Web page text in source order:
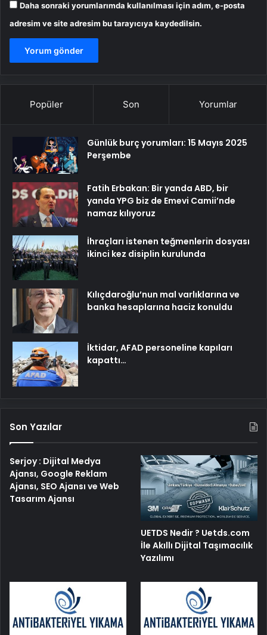
Daha sonraki yorumlarımda kullanılması için adım, e-posta
adresim ve site adresim bu tarayıcıya kaydedilsin.
Popüler Son Yorumlar
Günlük burç yorumları: 15 Mayıs 2025
Perşembe
Fatih Erbakan: Bir yanda ABD, bir
yanda YPG biz de Emevi Camii’nde
namaz kılıyoruz
İhraçları istenen teğmenlerin dosyası
ikinci kez disiplin kurulunda
Kılıçdaroğlu’nun mal varlıklarına ve
banka hesaplarına haciz konuldu
İktidar, AFAD personeline kapıları
kapattı…
Son Yazılar
Serjoy : Dijital Medya
Ajansı, Google Reklam
Ajansı, SEO Ajansı ve Web
Tasarım Ajansı
UETDS Nedir ? Uetds.com
İle Akıllı Dijital Taşımacılık
Yazılımı